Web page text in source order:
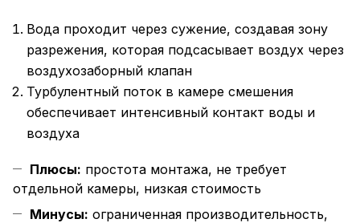
Вода проходит через сужение, создавая зону
разрежения, которая подсасывает воздух через
воздухозаборный клапан
Турбулентный поток в камере смешения
обеспечивает интенсивный контакт воды и
воздуха
Плюсы: простота монтажа, не требует
отдельной камеры, низкая стоимость
Минусы: ограниченная производительность,